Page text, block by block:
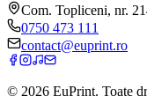
Com. Topliceni, nr.
0750 473 111
contact@euprint.ro
© 2026 EuPrint. Toate